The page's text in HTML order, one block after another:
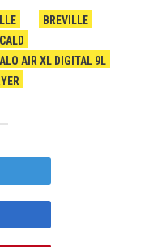
BREVILLE
AIR XL DIGITAL 9L